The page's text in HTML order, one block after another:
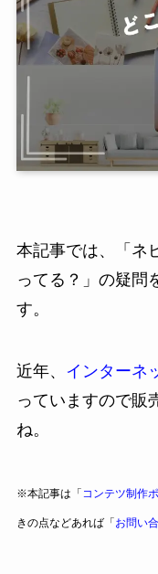
本記事では、「ネ
ってる？」の疑問
す。
近年、 インターネ
っていますので販
ね。
※本記事は「 コンテツ制作
きの点などあれば「 お問い